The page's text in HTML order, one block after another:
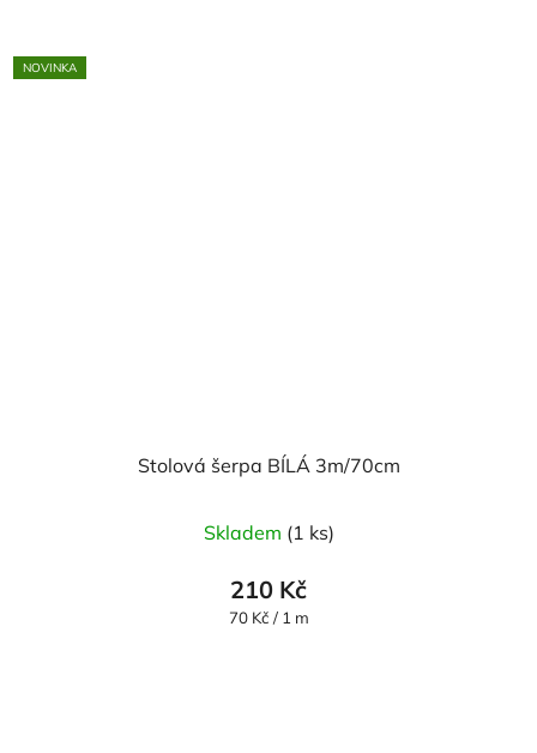
NOVINKA
Stolová šerpa BÍLÁ 3m/70cm
Skladem (1 ks)
210 Kč
Měrná
70 Kč / 1 m